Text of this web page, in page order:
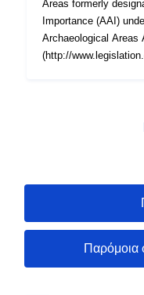
Areas formerly
Importance (AAI)
Archaeological Areas
(http://
Παρόμοια